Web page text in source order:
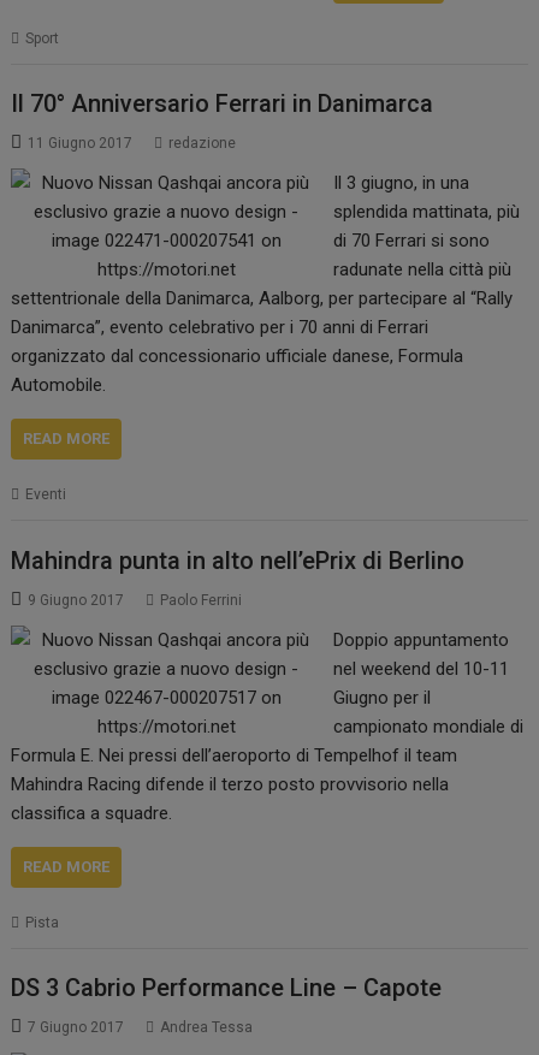
Sport
Il 70° Anniversario Ferrari in Danimarca
11 Giugno 2017 redazione
Il 3 giugno, in una
splendida mattinata, più
di 70 Ferrari si sono
radunate nella città più
settentrionale della Danimarca, Aalborg, per partecipare al “Rally
Danimarca”, evento celebrativo per i 70 anni di Ferrari
organizzato dal concessionario ufficiale danese, Formula
Automobile.
READ MORE
Eventi
Mahindra punta in alto nell’ePrix di Berlino
9 Giugno 2017 Paolo Ferrini
Doppio appuntamento
nel weekend del 10-11
Giugno per il
campionato mondiale di
Formula E. Nei pressi dell’aeroporto di Tempelhof il team
Mahindra Racing difende il terzo posto provvisorio nella
classifica a squadre.
READ MORE
Pista
DS 3 Cabrio Performance Line – Capote
7 Giugno 2017 Andrea Tessa